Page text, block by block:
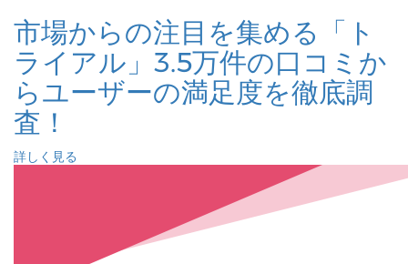
市場からの注目を集める「ト
ライアル」3.5万件の口コミか
らユーザーの満足度を徹底調
査！
詳しく見る